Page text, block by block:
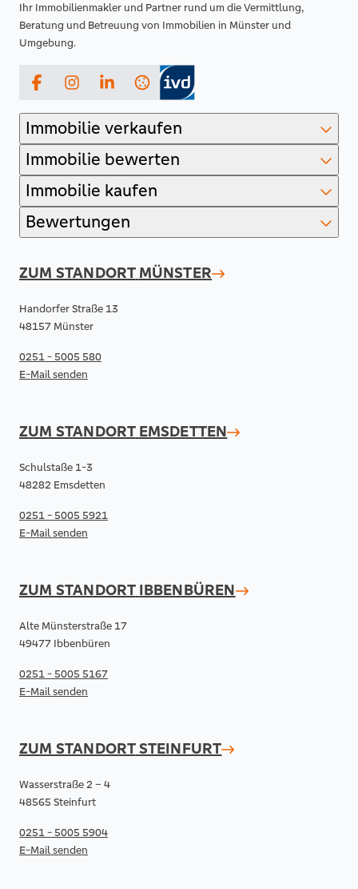
Ihr Immobilienmakler und Partner rund um die Vermittlung,
Beratung und Betreuung von Immobilien in Münster und
Umgebung.
FacebookInstagramLinkedIn
Immobilie verkaufen
Immobilie bewerten
Immobilie kaufen
Bewertungen
ZUM STANDORT MÜNSTER
Handorfer Straße 13
48157 Münster
0251 - 5005 580
E-Mail senden
ZUM STANDORT EMSDETTEN
Schulstaße 1-3
48282 Emsdetten
0251 - 5005 5921
E-Mail senden
ZUM STANDORT IBBENBÜREN
Alte Münsterstraße 17
49477 Ibbenbüren
0251 - 5005 5167
E-Mail senden
ZUM STANDORTSTEINFURT
Wasserstraße 2 – 4
48565 Steinfurt
0251 - 5005 5904
E-Mail senden